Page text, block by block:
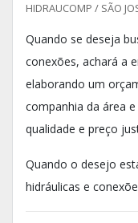
HIDRAUCOMP / SÃO
Quando se deseja
conexões, achará a
elaborando um
companhia da área
qualidade e preço
Quando o desejo
hidráulicas e